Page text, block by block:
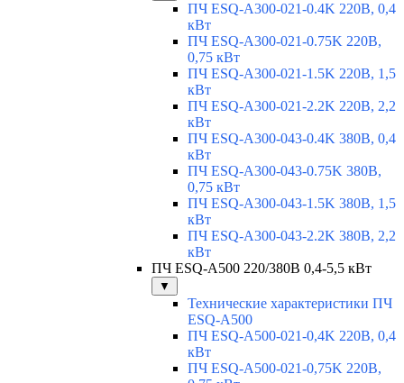
ПЧ ESQ-A300-021-0.4K 220В, 0,4
кВт
ПЧ ESQ-A300-021-0.75K 220В,
0,75 кВт
ПЧ ESQ-A300-021-1.5K 220В, 1,5
кВт
ПЧ ESQ-A300-021-2.2K 220В, 2,2
кВт
ПЧ ESQ-A300-043-0.4K 380В, 0,4
кВт
ПЧ ESQ-A300-043-0.75K 380В,
0,75 кВт
ПЧ ESQ-A300-043-1.5K 380В, 1,5
кВт
ПЧ ESQ-A300-043-2.2K 380В, 2,2
кВт
ПЧ ESQ-A500 220/380В 0,4-5,5 кВт
▼
Технические характеристики ПЧ
ESQ-A500
ПЧ ESQ-A500-021-0,4K 220В, 0,4
кВт
ПЧ ESQ-A500-021-0,75K 220В,